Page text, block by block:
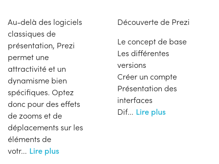
Au-delà des logiciels
classiques de
présentation, Prezi
permet une
attractivité et un
dynamisme bien
spécifiques. Optez
donc pour des effets
de zooms et de
déplacements sur les
éléments de
votr... Lire plus
Découverte de Prezi
Le concept de base
Les différentes
versions
Créer un compte
Présentation des
interfaces
Dif... Lire plus